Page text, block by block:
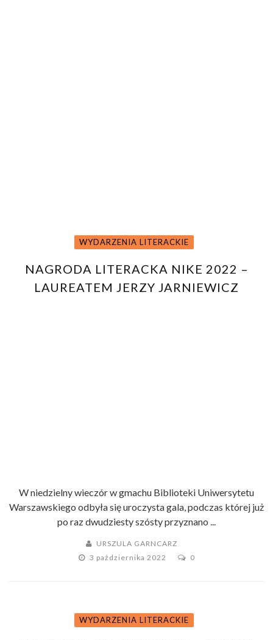
WYDARZENIA LITERACKIE
NAGRODA LITERACKA NIKE 2022 –
LAUREATEM JERZY JARNIEWICZ
W niedzielny wieczór w gmachu Biblioteki Uniwersytetu
Warszawskiego odbyła się uroczysta gala, podczas której już
po raz dwudziesty szósty przyznano ...
URSZULA GARNCARZ
3 października 2022
0
WYDARZENIA LITERACKIE